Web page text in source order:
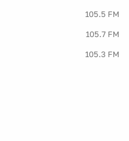
105.5 FM
105.7 FM
105.3 FM